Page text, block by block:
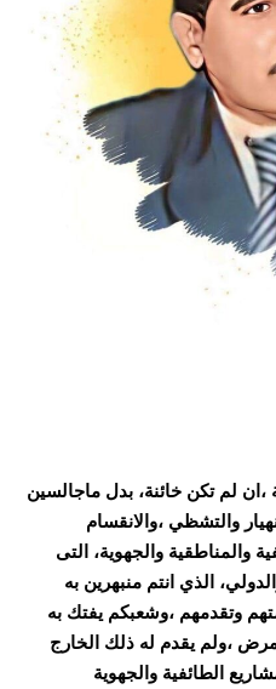
لم تكن خائنة، بدل ماجالسين
والتشظي ،والانقسام
والمناطقية والجهوية، التى
الذي انتم منبهرين به
وتقدمهم ،وشعبكم يفتك به
،ولم يقدم له ذلك الخارج
الطائفية والجهوية